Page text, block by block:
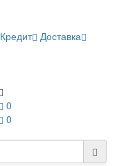
Кредит Доставка
0
0